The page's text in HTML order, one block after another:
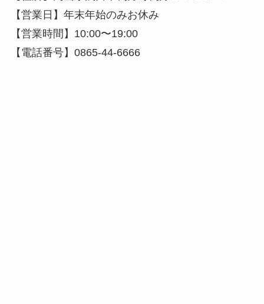
【営業日】年末年始のみお休み
【営業時間】10:00〜19:00
【電話番号】0865-44-6666